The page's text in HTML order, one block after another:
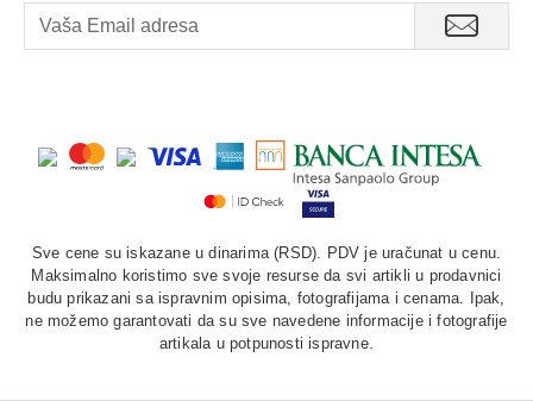
Sve cene su iskazane u dinarima (RSD). PDV je uračunat u cenu.
Maksimalno koristimo sve svoje resurse da svi artikli u prodavnici
budu prikazani sa ispravnim opisima, fotografijama i cenama. Ipak,
ne možemo garantovati da su sve navedene informacije i fotografije
artikala u potpunosti ispravne.